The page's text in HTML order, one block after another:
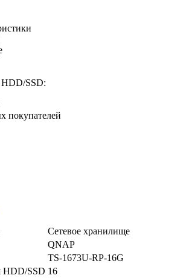
HDD/SSD:
покупателей
Сетевое хранилище
QNAP
TS-1673U-RP-16G
HDD/SSD 16